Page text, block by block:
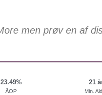
men prøv en af
23.49%
ÅOP
21
Min.